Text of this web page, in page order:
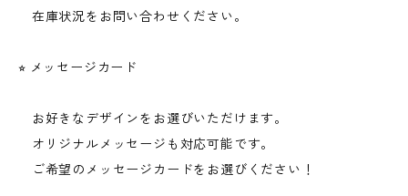
在庫状況をお問い合わせください。
⭐︎ メッセージカード
お好きなデザインをお選びいただけます。
オリジナルメッセージも対応可能です。
ご希望のメッセージカードをお選びください！